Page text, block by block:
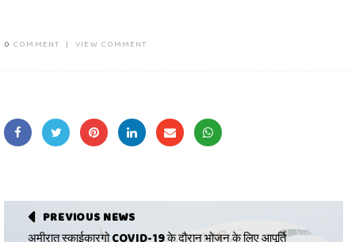
0 COMMENT | VIEW COMMENT
PREVIOUS NEWS
अमीरात स्काईकारगो COVID-19 के दौरान भोजन के लिए आपूर्ति